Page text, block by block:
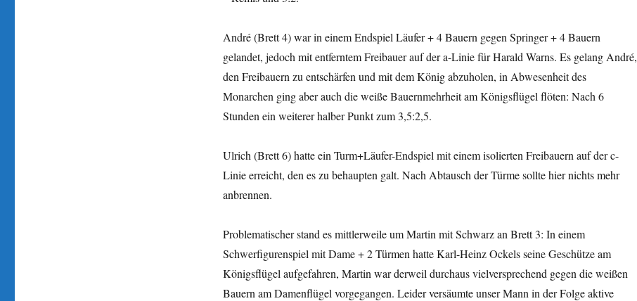
André (Brett 4) war in einem Endspiel Läufer + 4 Bauern gegen Springer + 4 Bauern
gelandet, jedoch mit entferntem Freibauer auf der a-Linie für Harald Warns. Es gelang André,
den Freibauern zu entschärfen und mit dem König abzuholen, in Abwesenheit des
Monarchen ging aber auch die weiße Bauernmehrheit am Königsflügel flöten: Nach 6
Stunden ein weiterer halber Punkt zum 3,5:2,5.
Ulrich (Brett 6) hatte ein Turm+Läufer-Endspiel mit einem isolierten Freibauern auf der c-
Linie erreicht, den es zu behaupten galt. Nach Abtausch der Türme sollte hier nichts mehr
anbrennen.
Problematischer stand es mittlerweile um Martin mit Schwarz an Brett 3: In einem
Schwerfigurenspiel mit Dame + 2 Türmen hatte Karl-Heinz Ockels seine Geschütze am
Königsflügel aufgefahren, Martin war derweil durchaus vielversprechend gegen die weißen
Bauern am Damenflügel vorgegangen. Leider versäumte unser Mann in der Folge aktive